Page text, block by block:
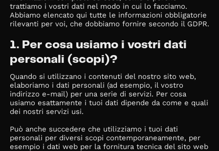
trattiamo i vostri dati nel modo in cui lo facciamo.
Abbiamo elencato qui tutte le informazioni obbligatorie
rilevanti per voi, che dobbiamo fornire secondo il GDPR.
1. Per cosa usiamo i vostri dati
personali (scopi)?
Quando si utilizzano i contenuti del nostro sito web,
elaboriamo i dati personali (ad esempio, il vostro
indirizzo e-mail) per una serie di servizi. Per cosa
usiamo esattamente i tuoi dati dipende da come e quali
dei nostri servizi usi.
Può anche succedere che utilizziamo i tuoi dati
personali per diversi scopi contemporaneamente, per
esempio i dati web per la fornitura tecnica del sito web